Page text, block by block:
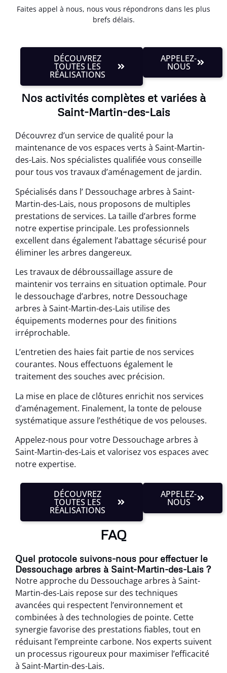
Faites appel à nous, nous vous répondrons dans les plus
brefs délais.
DÉCOUVREZ
TOUTES LES
RÉALISATIONS
APPELEZ-
NOUS
Nos activités complètes et variées à
Saint-Martin-des-Lais
Découvrez d’un service de qualité pour la
maintenance de vos espaces verts à Saint-Martin-
des-Lais. Nos spécialistes qualifiée vous conseille
pour tous vos travaux d’aménagement de jardin.
Spécialisés dans l’ Dessouchage arbres à Saint-
Martin-des-Lais, nous proposons de multiples
prestations de services. La taille d’arbres forme
notre expertise principale. Les professionnels
excellent dans également l’abattage sécurisé pour
éliminer les arbres dangereux.
Les travaux de débroussaillage assure de
maintenir vos terrains en situation optimale. Pour
le dessouchage d’arbres, notre Dessouchage
arbres à Saint-Martin-des-Lais utilise des
équipements modernes pour des finitions
irréprochable.
L’entretien des haies fait partie de nos services
courantes. Nous effectuons également le
traitement des souches avec précision.
La mise en place de clôtures enrichit nos services
d’aménagement. Finalement, la tonte de pelouse
systématique assure l’esthétique de vos pelouses.
Appelez-nous pour votre Dessouchage arbres à
Saint-Martin-des-Lais et valorisez vos espaces avec
notre expertise.
DÉCOUVREZ
TOUTES LES
RÉALISATIONS
APPELEZ-
NOUS
FAQ
Quel protocole suivons-nous pour effectuer le
Dessouchage arbres à Saint-Martin-des-Lais ?
Notre approche du Dessouchage arbres à Saint-
Martin-des-Lais repose sur des techniques
avancées qui respectent l’environnement et
combinées à des technologies de pointe. Cette
synergie favorise des prestations fiables, tout en
réduisant l’empreinte carbone. Nos experts suivent
un processus rigoureux pour maximiser l’efficacité
à Saint-Martin-des-Lais.